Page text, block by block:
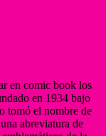
en comic book los
en 1934 bajo
tomó el nombre de
abreviatura de